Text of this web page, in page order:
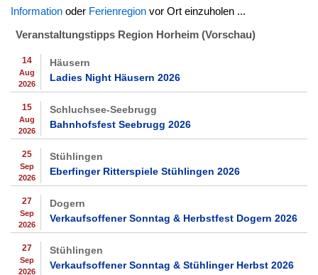
Information oder Ferienregion vor Ort einzuholen ...
Veranstaltungstipps Region Horheim (Vorschau)
14
Aug
2026
Häusern
Ladies Night Häusern 2026
15
Aug
2026
Schluchsee-Seebrugg
Bahnhofsfest Seebrugg 2026
25
Sep
2026
Stühlingen
Eberfinger Ritterspiele Stühlingen 2026
27
Sep
2026
Dogern
Verkaufsoffener Sonntag & Herbstfest Dogern 2026
27
Sep
2026
Stühlingen
Verkaufsoffener Sonntag & Stühlinger Herbst 2026